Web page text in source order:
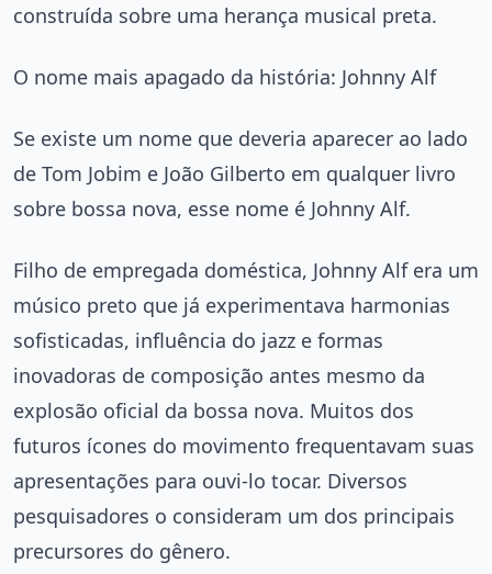
construída sobre uma herança musical preta.
O nome mais apagado da história: Johnny Alf
Se existe um nome que deveria aparecer ao lado
de Tom Jobim e João Gilberto em qualquer livro
sobre bossa nova, esse nome é Johnny Alf.
Filho de empregada doméstica, Johnny Alf era um
músico preto que já experimentava harmonias
sofisticadas, influência do jazz e formas
inovadoras de composição antes mesmo da
explosão oficial da bossa nova. Muitos dos
futuros ícones do movimento frequentavam suas
apresentações para ouvi-lo tocar. Diversos
pesquisadores o consideram um dos principais
precursores do gênero.